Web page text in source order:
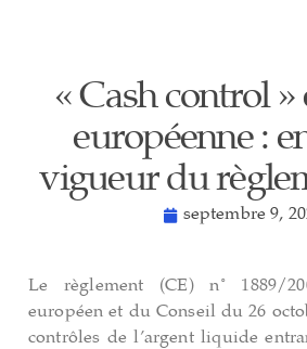
« Cash control
européenne :
vigueur du
septembre 9,
Le règlement (CE) n° 1889/
européen et du Conseil du 26
contrôles de l’argent liquide